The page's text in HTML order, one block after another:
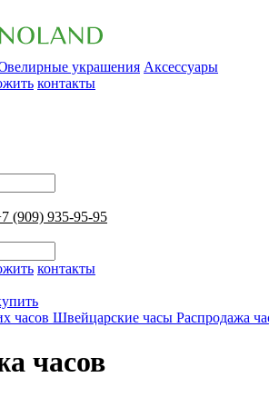
украшения Аксессуары
контакты
(909) 935-95-95
контакты
часов Швейцарские часы Распродажа
часов